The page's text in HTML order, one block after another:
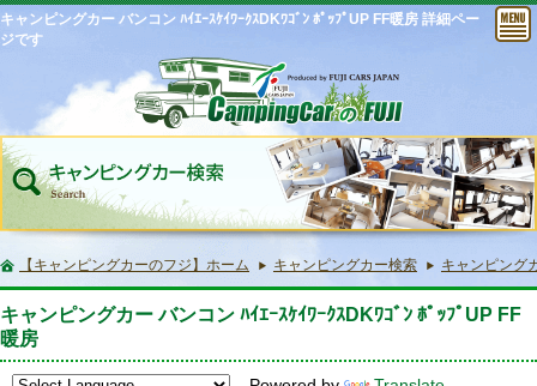
キャンピングカー バンコン ﾊｲｴｰｽｹｲﾜｰｸｽDKﾜｺﾞﾝ ﾎﾟｯﾌﾟUP FF暖房 詳細ペー
ジです
【キャンピングカーのフジ】ホーム キャンピングカー検索 キャンピング
キャンピングカー バンコン ﾊｲｴｰｽｹｲﾜｰｸｽDKﾜｺﾞﾝ ﾎﾟｯﾌﾟUP FF
暖房